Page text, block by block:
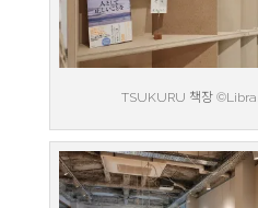
TSUKURU 책장